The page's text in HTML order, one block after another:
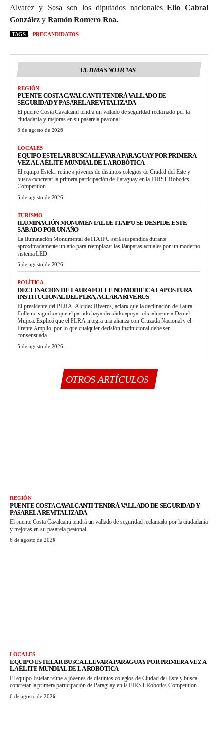
Alvarez y Sosa son los diputados nacionalesElio Cabral
González y Ramón Romero Roa.
TAGS PRECANDIDATOS
ULTIMAS NOTICIAS
REGIÓN
PUENTE COSTA CAVALCANTI TENDRÁ VALLADO DE
SEGURIDAD Y PASARELA REVITALIZADA
El puente Costa Cavalcanti tendrá un vallado de seguridad reclamado por la
ciudadanía y mejoras en su pasarela peatonal.
6 de agosto de 2026
LOCALES
EQUIPO ESTELAR BUSCA LLEVAR A PARAGUAY POR PRIMERA
VEZ A LA ÉLITE MUNDIAL DE LA ROBÓTICA
El equipo Estelar reúne a jóvenes de distintos colegios de Ciudad del Este y
busca concretar la primera participación de Paraguay en la FIRST Robotics
Competition.
6 de agosto de 2026
TURISMO
ILUMINACIÓN MONUMENTAL DE ITAIPU SE DESPIDE ESTE
SÁBADO POR UN AÑO
La Iluminación Monumental de ITAIPU será suspendida durante
aproximadamente un año para reemplazar las lámparas actuales por un moderno
sistema LED.
6 de agosto de 2026
POLÍTICA
DECLINACIÓN DE LAURA FOLLE NO MODIFICA LA POSTURA
INSTITUCIONAL DEL PLRA, ACLARA RIVEROS
El presidente del PLRA, Alcides Riveros, aclaró que la declinación de Laura
Folle no significa que el partido haya decidido apoyar oficialmente a Daniel
Mujica. Explicó que el PLRA integra una alianza con Cruzada Nacional y el
Frente Amplio, por lo que cualquier decisión institucional debe ser
consensuada.
5 de agosto de 2026
OTROS ARTÍCULOS
REGIÓN
PUENTE COSTA CAVALCANTI TENDRÁ VALLADO DE SEGURIDAD Y
PASARELA REVITALIZADA
El puente Costa Cavalcanti tendrá un vallado de seguridad reclamado por la ciudadanía
y mejoras en su pasarela peatonal.
6 de agosto de 2026
LOCALES
EQUIPO ESTELAR BUSCA LLEVAR A PARAGUAY POR PRIMERA VEZ A
LA ÉLITE MUNDIAL DE LA ROBÓTICA
El equipo Estelar reúne a jóvenes de distintos colegios de Ciudad del Este y busca
concretar la primera participación de Paraguay en la FIRST Robotics Competition.
6 de agosto de 2026